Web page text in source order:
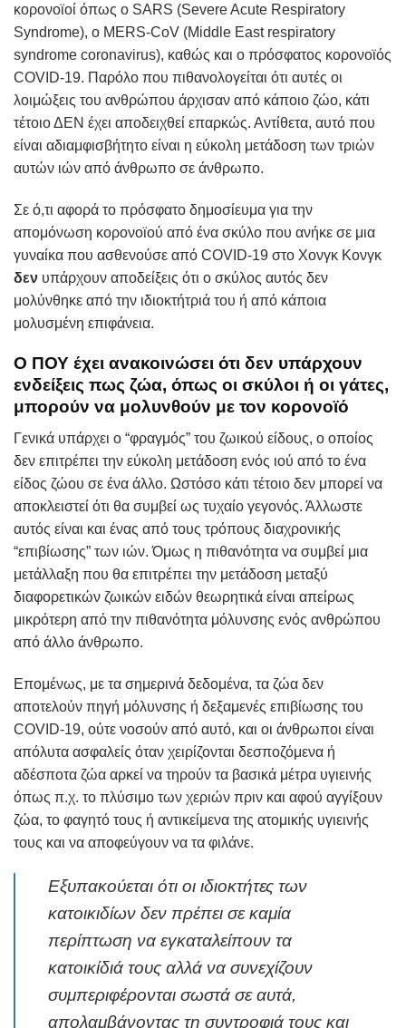
κορονοϊοί όπως ο SARS (Severe Acute Respiratory
Syndrome), ο MERS-CoV (Middle East respiratory
syndrome coronavirus), καθώς και ο πρόσφατος κορονοϊός
COVID-19. Παρόλο που πιθανολογείται ότι αυτές οι
λοιμώξεις του ανθρώπου άρχισαν από κάποιο ζώο, κάτι
τέτοιο ΔΕΝ έχει αποδειχθεί επαρκώς. Αντίθετα, αυτό που
είναι αδιαμφισβήτητο είναι η εύκολη μετάδοση των τριών
αυτών ιών από άνθρωπο σε άνθρωπο.
Σε ό,τι αφορά το πρόσφατο δημοσίευμα για την
απομόνωση κορονοϊού από ένα σκύλο που ανήκε σε μια
γυναίκα που ασθενούσε από COVID-19 στο Χονγκ Κονγκ
δεν υπάρχουν αποδείξεις ότι ο σκύλος αυτός δεν
μολύνθηκε από την ιδιοκτήτριά του ή από κάποια
μολυσμένη επιφάνεια.
Ο ΠΟΥ έχει ανακοινώσει ότι δεν υπάρχουν
ενδείξεις πως ζώα, όπως οι σκύλοι ή οι γάτες,
μπορούν να μολυνθούν με τον κορονoϊό
Γενικά υπάρχει ο “φραγμός” του ζωικού είδους, ο οποίος
δεν επιτρέπει την εύκολη μετάδοση ενός ιού από το ένα
είδος ζώου σε ένα άλλο. Ωστόσο κάτι τέτοιο δεν μπορεί να
αποκλειστεί ότι θα συμβεί ως τυχαίο γεγονός. Άλλωστε
αυτός είναι και ένας από τους τρόπους διαχρονικής
“επιβίωσης” των ιών. Όμως η πιθανότητα να συμβεί μια
μετάλλαξη που θα επιτρέπει την μετάδοση μεταξύ
διαφορετικών ζωικών ειδών θεωρητικά είναι απείρως
μικρότερη από την πιθανότητα μόλυνσης ενός ανθρώπου
από άλλο άνθρωπο.
Επομένως, με τα σημερινά δεδομένα, τα ζώα δεν
αποτελούν πηγή μόλυνσης ή δεξαμενές επιβίωσης του
COVID-19, ούτε νοσούν από αυτό, και οι άνθρωποι είναι
απόλυτα ασφαλείς όταν χειρίζονται δεσποζόμενα ή
αδέσποτα ζώα αρκεί να τηρούν τα βασικά μέτρα υγιεινής
όπως π.χ. το πλύσιμο των χεριών πριν και αφού αγγίξουν
ζώα, το φαγητό τους ή αντικείμενα της ατομικής υγιεινής
τους και να αποφεύγουν να τα φιλάνε.
Εξυπακούεται ότι οι ιδιοκτήτες των
κατοικιδίων δεν πρέπει σε καμία
περίπτωση να εγκαταλείπουν τα
κατοικίδιά τους αλλά να συνεχίζουν
συμπεριφέρονται σωστά σε αυτά,
απολαμβάνοντας τη συντροφιά τους και